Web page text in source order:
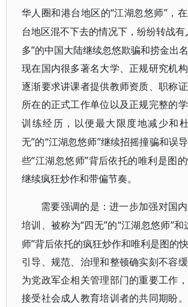
华人圈和港台地区的“江湖忽悠师”，
台地区混不下去的情况下，纷纷转战有
多”的中国大陆继续忽悠欺骗和捞金出
现在国内很多著名大学、正规研究机
逐渐要求讲课者提供教师资质、职称
所在的正式工作单位 以及正规完整的
训练经历，以便最大限度地减少和
无”的“江湖忽悠师”继续招摇撞骗和误
些“江湖忽悠师”背后依托的唯利是图的
继续疯狂炒作和带偏节奏。
需要强调的是：进一步加强对国
培训、被称为“四无”的“江湖忽悠师”
师”背后依托的疯狂炒作和唯利是图的
引导、规范、治理和整顿确实刻不容
为党政军企相关管理部门的重要工作
接受社会成人教育培训者的共同期盼